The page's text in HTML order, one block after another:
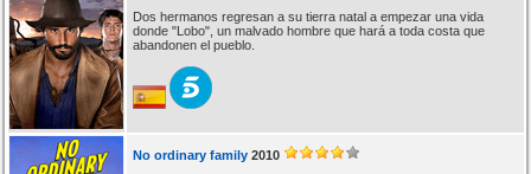
Dos hermanos regresan a su tierra natal a empezar una vida
donde "Lobo", un malvado hombre que hará a toda costa que
abandonen el pueblo.
No ordinary family 2010